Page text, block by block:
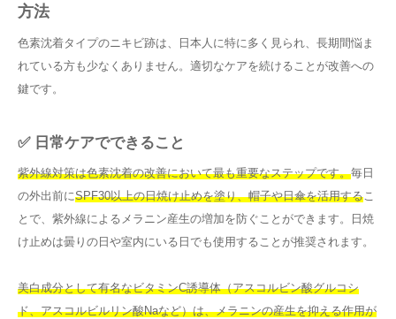
方法
色素沈着タイプのニキビ跡は、日本人に特に多く見られ、長期間悩ま
れている方も少なくありません。適切なケアを続けることが改善への
鍵です。
✅ 日常ケアでできること
紫外線対策は色素沈着の改善において最も重要なステップです。毎日
の外出前にSPF30以上の日焼け止めを塗り、帽子や日傘を活用するこ
とで、紫外線によるメラニン産生の増加を防ぐことができます。日焼
け止めは曇りの日や室内にいる日でも使用することが推奨されます。
美白成分として有名なビタミンC誘導体（アスコルビン酸グルコシ
ド、アスコルビルリン酸Naなど）は、メラニンの産生を抑える作用が